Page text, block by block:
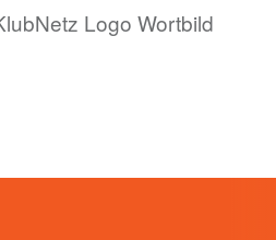
Logo Wortbild